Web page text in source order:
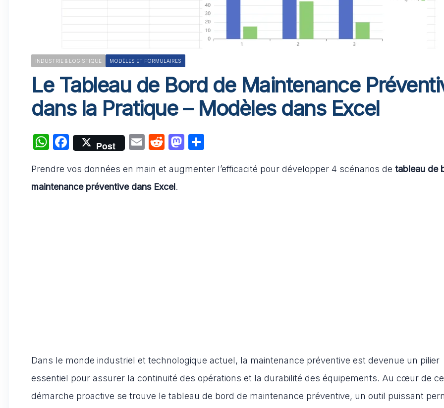
INDUSTRIE & LOGISTIQUE MODÈLES ET FORMULAIRES
Le Tableau de Bord de Maintenance
dans la Pratique – Modèles dans Excel
W
at
s
F
a
c
e
Post
E
ai
l
R
d
di
M
st ta
Prendre vos données en main et augmenter l’efficacité pour développer 4 scénarios de tableau de
maintenance préventive dans Excel
Dans le monde industriel et technologique actuel, la maintenance préventive est devenue un pilier
essentiel pour assurer la continuité des opérations et la durabilité des équipements. Au cœur de
démarche proactive se trouve le tableau de bord de maintenance préventive, un outil puissant